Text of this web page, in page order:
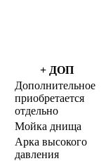
+ ДОП
Дополнительное
приобретается
отдельно
Мойка днища
Арка высокого
давления